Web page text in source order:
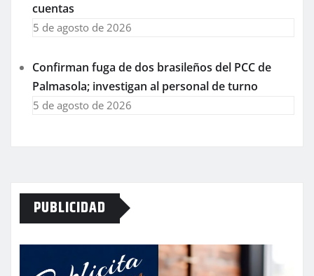
cuentas
5 de agosto de 2026
Confirman fuga de dos brasileños del PCC de
Palmasola; investigan al personal de turno
5 de agosto de 2026
PUBLICIDAD